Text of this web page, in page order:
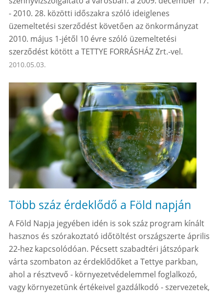
- 2010. 28. közötti időszakra szóló ideiglenes
üzemeltetési szerződést követően az önkormányzat
2010. május 1-jétől 10 évre szóló üzemeltetési
szerződést kötött a TETTYE FORRÁSHÁZ Zrt.-vel.
2010.05.03.
Több száz érdeklődő a Föld napján
A Föld Napja jegyében idén is sok száz program kínált
hasznos és szórakoztató időtöltést országszerte április
22-hez kapcsolódóan. Pécsett szabadtéri játszópark
várta szombaton az érdeklődőket a Tettye parkban,
ahol a résztvevő - környezetvédelemmel foglalkozó,
vagy környezetünk értékeivel gazdálkodó - szervezetek,